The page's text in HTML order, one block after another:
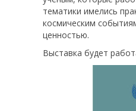
тематики имелись
космическим
ценностью.
Выставка будет